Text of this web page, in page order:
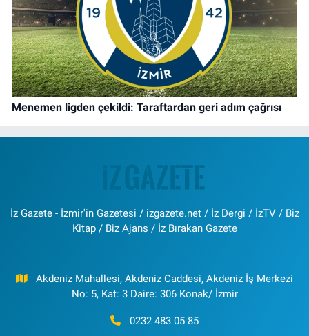
Menemen ligden çekildi: Taraftardan geri adım çağrısı
İz Gazete - İzmir'in Gazetesi / izgazete.net / İz Dergi / İzTV / Biz
Kitap / Biz Ajans / İz Bırakan Gazete
Akdeniz Mahallesi, Akdeniz Caddesi, Akdeniz İş Merkezi
No: 5, Kat: 3 Daire: 306 Konak/ İzmir
0232 483 05 85